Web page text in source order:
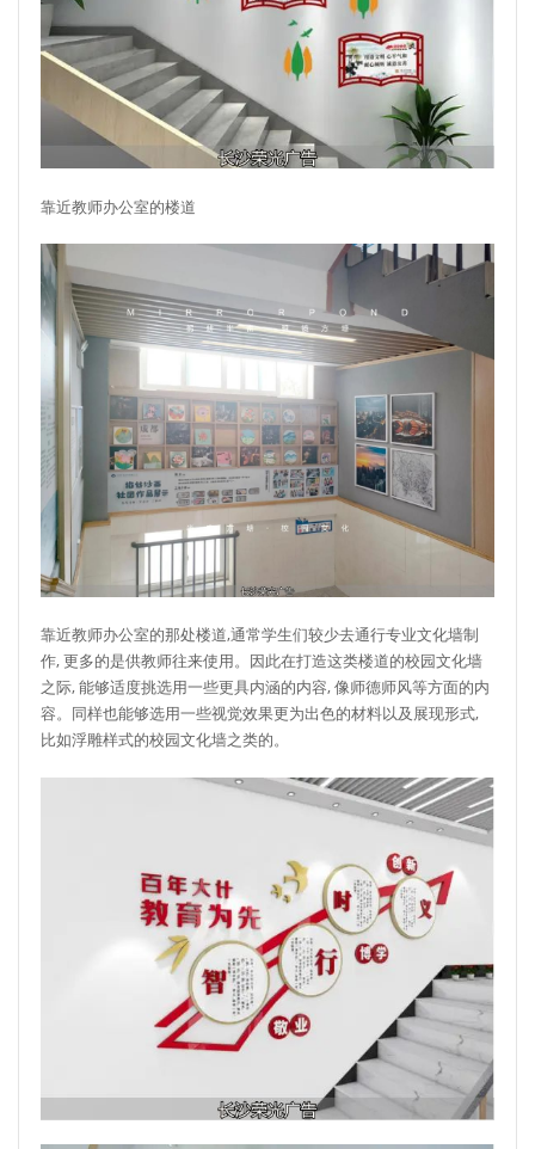
靠近教师办公室的楼道
靠近教师办公室的那处楼道,通常学生们较少去通行专业文化墙制
作, 更多的是供教师往来使用。因此在打造这类楼道的校园文化墙
之际, 能够适度挑选用一些更具内涵的内容, 像师德师风等方面的内
容。同样也能够选用一些视觉效果更为出色的材料以及展现形式,
比如浮雕样式的校园文化墙之类的。